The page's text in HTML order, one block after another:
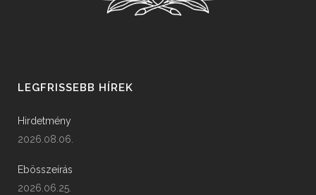
LEGFRISSEBB HÍREK
Hirdetmény
2026.08.06.
Ebösszeírás
2026.06.25.